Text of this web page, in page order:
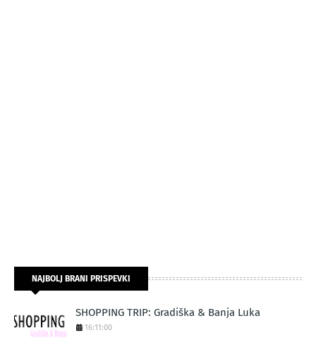
NAJBOLJ BRANI PRISPEVKI
SHOPPING TRIP: Gradiška & Banja Luka
16:11:00